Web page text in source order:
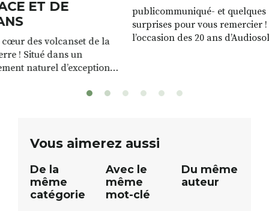
publicommuniqué- et quelques
surprises pour vous remercier ! À
l’occasion des 20 ans d’Audiosolution,
nous avons le plaisir d’organiser un
grand tirage au sort réservé à nos
sont à gagner, sélectionnés auprès
12h à […]
pleine nature a
magnifique plan
Vous aimerez aussi
De la
même
catégorie
Avec le
même
mot-clé
Du même
auteur